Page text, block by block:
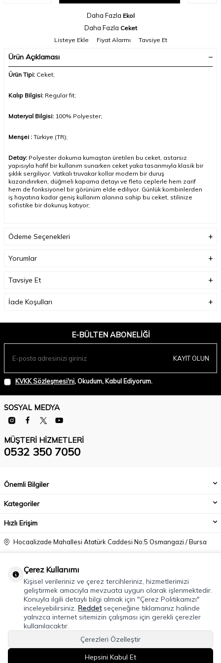
Daha Fazla Ekol
Daha Fazla Ceket
Listeye Ekle
Fiyat Alarmı Tavsiye Et
Ürün Açıklaması
Ürün Tipi: Ceket;
Kalıp Bilgisi: Regular fit;
Materyal Bilgisi: 100% Polyester;
Menşei : Türkiye (TR);
Detay: Polyester dokuma kumaştan üretilen bu ceket, astarsız
yapısıyla hafif bir kullanım sunarken ceket yaka tasarımıyla klasik bir
şıklık sergiliyor. Vatkalı truvakar kollar modern bir duruş
kazandırırken, düğmeli kapama detayı ve fleto ceplerle hem zarif
hem de fonksiyonel bir görünüm elde ediliyor. Günlük kombinlerden
iş hayatına kadar geniş kullanım alanına sahip bu ceket, stilinize
sofistike bir dokunuş katıyor;
Ödeme Seçenekleri
Yorumlar
Tavsiye Et
İade Koşulları
E-BÜLTEN ABONELIĞI
KAYIT OLUN
KVKK Sözleşmesi'ni, Okudum, Kabul Ediyorum.
SOSYAL MEDYA
MÜŞTERI HIZMETLERI
0532 350 7050
Önemli Bilgiler
Kategoriler
Hızlı Erişim
Hocaalizade Mahallesi Atatürk Caddesi No:5 Osmangazi / Bursa
info@modacadiri.com
Çerez Kullanımı
Kişisel verileriniz ve çerez tercihleriniz, hizmetlerimizi
geliştirmek amacıyla mevzuata uygun olarak işlenmektedir.
Konuyla ilgili detaylı bilgi almak için "Çerez Politikamızı"
inceleyebilirsiniz. Reddetseçeneğine tıklamanız halinde
yalnızca internet sitemizin çalışması için gerekli çerezler
kullanılacaktır.
Çerezleri Özelleştir
Hepsini Kabul Et